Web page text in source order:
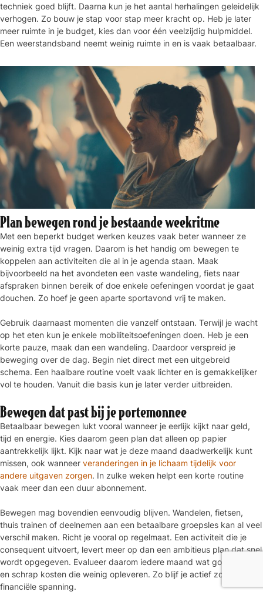
techniek goed blijft. Daarna kun je het aantal herhalingen geleidelijk
verhogen. Zo bouw je stap voor stap meer kracht op. Heb je later
meer ruimte in je budget, kies dan voor één veelzijdig hulpmiddel.
Een weerstandsband neemt weinig ruimte in en is vaak betaalbaar.
Plan bewegen rond je bestaande weekritme
Met een beperkt budget werken keuzes vaak beter wanneer ze
weinig extra tijd vragen. Daarom is het handig om bewegen te
koppelen aan activiteiten die al in je agenda staan. Maak
bijvoorbeeld na het avondeten een vaste wandeling, fiets naar
afspraken binnen bereik of doe enkele oefeningen voordat je gaat
douchen. Zo hoef je geen aparte sportavond vrij te maken.
Gebruik daarnaast momenten die vanzelf ontstaan. Terwijl je wacht
op het eten kun je enkele mobiliteitsoefeningen doen. Heb je een
korte pauze, maak dan een wandeling. Daardoor verspreid je
beweging over de dag. Begin niet direct met een uitgebreid
schema. Een haalbare routine voelt vaak lichter en is gemakkelijker
vol te houden. Vanuit die basis kun je later verder uitbreiden.
Bewegen dat past bij je portemonnee
Betaalbaar bewegen lukt vooral wanneer je eerlijk kijkt naar geld,
tijd en energie. Kies daarom geen plan dat alleen op papier
aantrekkelijk lijkt. Kijk naar wat je deze maand daadwerkelijk kunt
missen, ook wanneer veranderingen in je lichaam tijdelijk voor
andere uitgaven zorgen. In zulke weken helpt een korte routine
vaak meer dan een duur abonnement.
Bewegen mag bovendien eenvoudig blijven. Wandelen, fietsen,
thuis trainen of deelnemen aan een betaalbare groepsles kan al veel
verschil maken. Richt je vooral op regelmaat. Een activiteit die je
consequent uitvoert, levert meer op dan een ambitieus plan dat snel
wordt opgegeven. Evalueer daarom iedere maand wat goed werkt
en schrap kosten die weinig opleveren. Zo blijf je actief zonder
financiële spanning.